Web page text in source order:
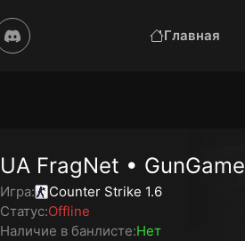
Главная
UA FragNet • GunGame
Игра:
Counter Strike 1.6
Статус:Offline
Наличие в банлисте:Нет